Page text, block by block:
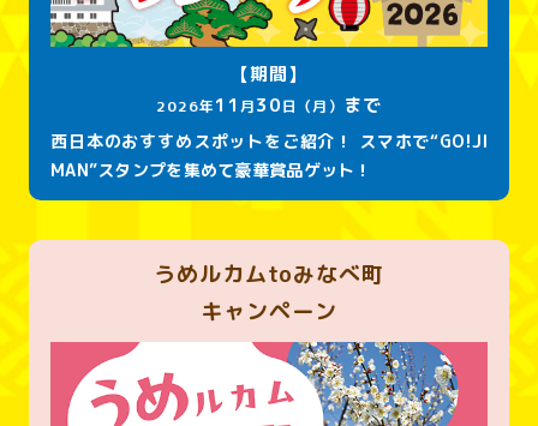
【期間】
2026年11月30日（月） まで
西日本のおすすめスポットをご紹介！ スマホで“GO!JI
MAN”スタンプを集めて豪華賞品ゲット！
うめルカ厶toみなべ町
キャンペーン